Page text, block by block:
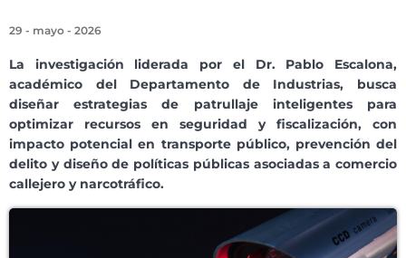
29 - mayo - 2026
La investigación liderada por el Dr. Pablo Escalona,
académico del Departamento de Industrias, busca
diseñar estrategias de patrullaje inteligentes para
optimizar recursos en seguridad y fiscalización, con
impacto potencial en transporte público, prevención del
delito y diseño de políticas públicas asociadas a comercio
callejero y narcotráfico.